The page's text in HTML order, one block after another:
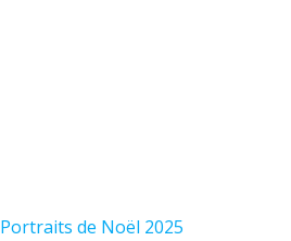
Portraits de Noël 2025